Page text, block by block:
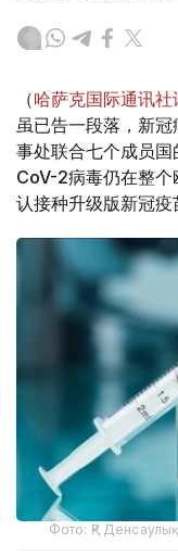
（哈萨克国际通讯社
虽已告一段落，新
事处联合七个成员
CoV-2病毒仍在整
认接种升级版新冠疫
Фото: ҚР Денсаулық